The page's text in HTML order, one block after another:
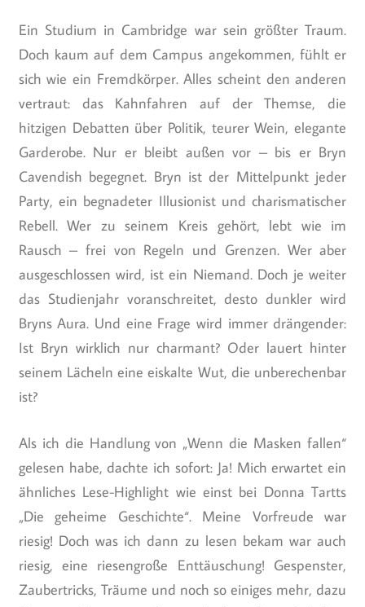
Ein Studium in Cambridge war sein größter Traum.
Doch kaum auf dem Campus angekommen, fühlt er
sich wie ein Fremdkörper. Alles scheint den anderen
vertraut: das Kahnfahren auf der Themse, die
hitzigen Debatten über Politik, teurer Wein, elegante
Garderobe. Nur er bleibt außen vor – bis er Bryn
Cavendish begegnet. Bryn ist der Mittelpunkt jeder
Party, ein begnadeter Illusionist und charismatischer
Rebell. Wer zu seinem Kreis gehört, lebt wie im
Rausch – frei von Regeln und Grenzen. Wer aber
ausgeschlossen wird, ist ein Niemand. Doch je weiter
das Studienjahr voranschreitet, desto dunkler wird
Bryns Aura. Und eine Frage wird immer drängender:
Ist Bryn wirklich nur charmant? Oder lauert hinter
seinem Lächeln eine eiskalte Wut, die unberechenbar
ist?
Als ich die Handlung von „Wenn die Masken fallen“
gelesen habe, dachte ich sofort: Ja! Mich erwartet ein
ähnliches Lese-Highlight wie einst bei Donna Tartts
„Die geheime Geschichte“. Meine Vorfreude war
riesig! Doch was ich dann zu lesen bekam war auch
riesig, eine riesengroße Enttäuschung! Gespenster,
Zaubertricks, Träume und noch so einiges mehr, dazu